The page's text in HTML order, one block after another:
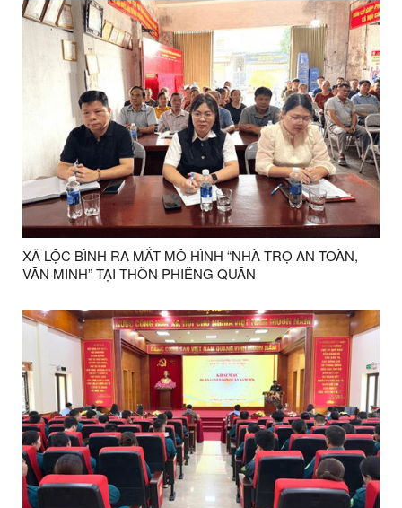
XÃ LỘC BÌNH RA MẮT MÔ HÌNH “NHÀ TRỌ AN TOÀN,
VĂN MINH” TẠI THÔN PHIÊNG QUĂN